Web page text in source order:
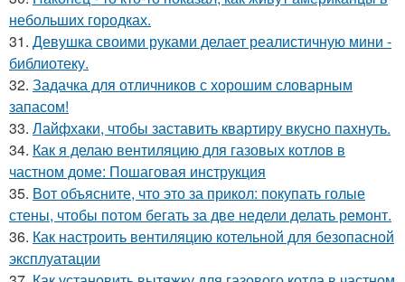
небольших городках.
31. Девушка своими руками делает реалистичную мини -
библиотеку.
32. Задачка для отличников с хорошим словарным
запасом!
33. Лайфхаки, чтобы заставить квартиру вкусно пахнуть.
34. Как я делаю вентиляцию для газовых котлов в
частном доме: Пошаговая инструкция
35. Вот объясните, что это за прикол: покупать голые
стены, чтобы потом бегать за две недели делать ремонт.
36. Как настроить вентиляцию котельной для безопасной
эксплуатации